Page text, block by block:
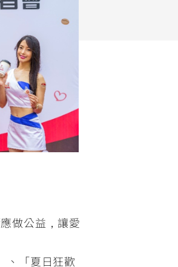
做公益，讓愛
、「夏日狂歡